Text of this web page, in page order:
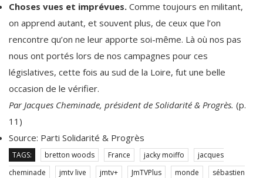
Choses vues et imprévues. Comme toujours en militant,
on apprend autant, et souvent plus, de ceux que l’on
rencontre qu’on ne leur apporte soi-même. Là où nos pas
nous ont portés lors de nos campagnes pour ces
législatives, cette fois au sud de la Loire, fut une belle
occasion de le vérifier.
Par Jacques Cheminade, président de Solidarité & Progrès. (p.
11)
Source: Parti Solidarité & Progrès
TAGS: bretton woods France jacky moiffo
jacques
cheminade
jmtv live jmtv+ JmTVPlus monde
sébastien